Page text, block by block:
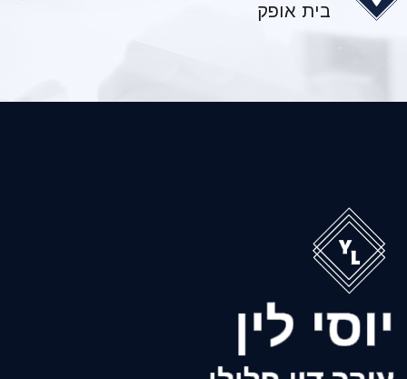
בית אופק